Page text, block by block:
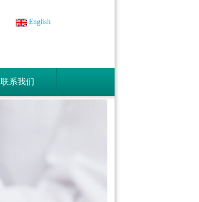
English
联系我们